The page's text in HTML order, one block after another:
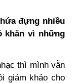
đựng nhiều
khăn vì những
thì mình vẫn
giám khảo cho